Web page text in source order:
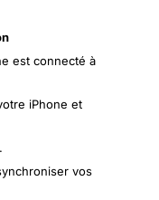
est connecté à
iPhone et
vos